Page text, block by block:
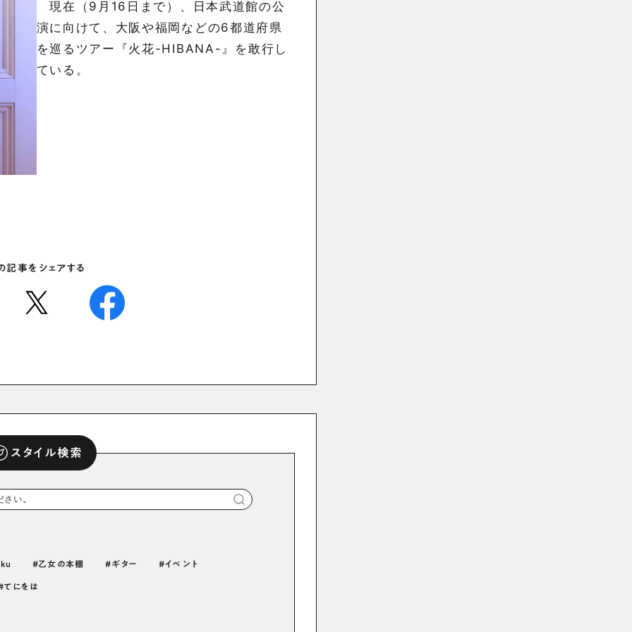
現在（9月16日まで）、日本武道館の公
演に向けて、大阪や福岡などの6都道府県
を巡るツアー『火花-HIBANA-』を敢行し
ている。
記事をシェアする
スタイル検索
乙女の本棚 ギター イベント
てにをは